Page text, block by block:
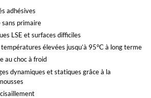
adhésives
primaire
LSE et surfaces difficiles
élevées jusqu’à 95°C à long terme
au choc à froid
dynamiques et statiques grâce à la